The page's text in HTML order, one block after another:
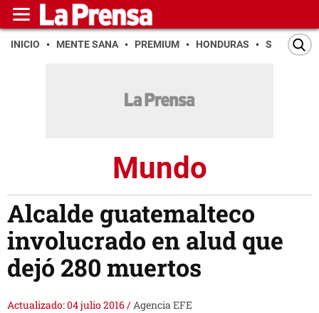
INICIO MENTE SANA PREMIUM HONDURAS SAN PEDRO
Mundo
Alcalde guatemalteco
involucrado en alud que
dejó 280 muertos
Actualizado: 04 julio 2016/Agencia EFE